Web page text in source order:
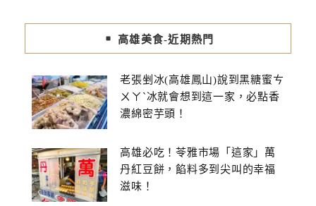
高雄美食-近期熱門
老張剉冰(高雄鳳山)說到黑糖蜜ㄘ
ㄨㄚˋ冰就會想到這一家，必點香
濃綿密芋頭！
高雄必吃！苓雅市場「這家」萬
丹紅豆餅，餡料多到尖叫的幸福
滋味！